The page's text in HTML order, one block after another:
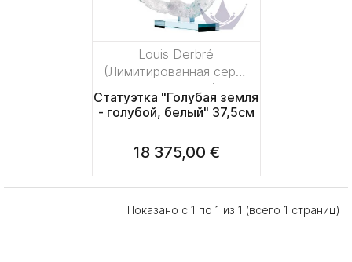
Louis Derbré
(Лимитированная серия
на 375 пред.)
Статуэтка "Голубая земля
- голубой, белый" 37,5см
18 375,00 €
Показано с 1 по 1 из 1 (всего 1 страниц)